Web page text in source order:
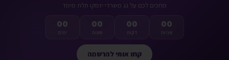
מחכים לכם על גג משרדי יזמקו תלת מימד
00
ימים
00
שעות
00
דקות
00
שניות
קחו אותי להרשמה